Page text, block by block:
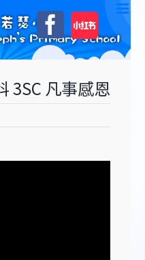
Facebook
自
訂
3SC 凡事感恩